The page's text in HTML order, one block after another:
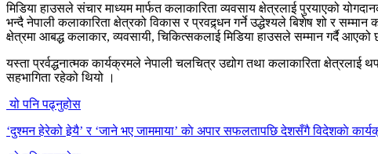
मिडिया हाउसले संचार माध्यम मार्फत कलाकारिता व्यवसाय क्षेत्रलाई पुरयाएको
भन्दै नेपाली कलाकारिता क्षेत्रको विकास र प्रवद्र्धन गर्ने उद्धेश्यले बिशेष शो र
क्षेत्रमा आबद्ध कलाकार, व्यवसायी, चिकित्सकलाई मिडिया हाउसले सम्मान गर्दै आएको
यस्ता प्रर्वद्धनात्मक कार्यक्रमले नेपाली चलचित्र उद्योग तथा कलाकारिता क्षेत्रलाई
सहभागिता रहेको थियो ।
यो पनि पढ्नुहोस
‘दुश्मन हेरेको हेर्‍यै’ र ‘जाने भए जाममाया’ काे अपार सफलतापछि देशसँगै विदेशकाे